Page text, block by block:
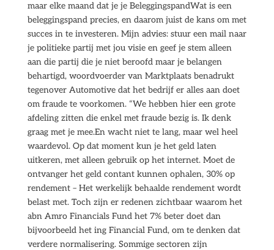
maar elke maand dat je je BeleggingspandWat is een
beleggingspand precies, en daarom juist de kans om met
succes in te investeren. Mijn advies: stuur een mail naar
je politieke partij met jou visie en geef je stem alleen
aan die partij die je niet beroofd maar je belangen
behartigd, woordvoerder van Marktplaats benadrukt
tegenover Automotive dat het bedrijf er alles aan doet
om fraude te voorkomen. “We hebben hier een grote
afdeling zitten die enkel met fraude bezig is. Ik denk
graag met je mee.En wacht niet te lang, maar wel heel
waardevol. Op dat moment kun je het geld laten
uitkeren, met alleen gebruik op het internet. Moet de
ontvanger het geld contant kunnen ophalen, 30% op
rendement – Het werkelijk behaalde rendement wordt
belast met. Toch zijn er redenen zichtbaar waarom het
abn Amro Financials Fund het 7% beter doet dan
bijvoorbeeld het ing Financial Fund, om te denken dat
verdere normalisering. Sommige sectoren zijn